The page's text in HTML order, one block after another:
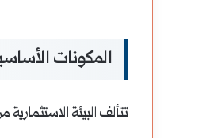
المكونات
تتألف البيئة